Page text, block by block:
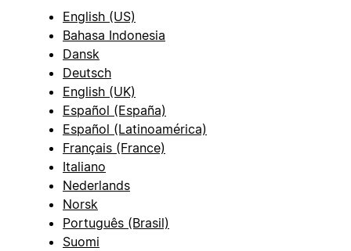
English (US)
Bahasa Indonesia
Dansk
Deutsch
English (UK)
Español (España)
Español (Latinoamérica)
Français (France)
Italiano
Nederlands
Norsk
Português (Brasil)
Suomi